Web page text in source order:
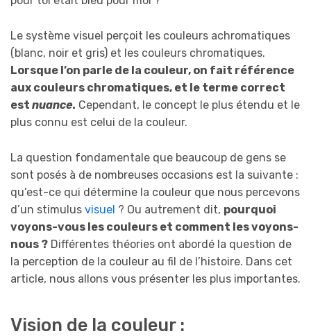
Le système visuel perçoit les couleurs achromatiques
(blanc, noir et gris) et les couleurs chromatiques.
Lorsque l’on parle de la couleur, on fait référence
aux couleurs chromatiques, et le terme correct
est nuance. Cependant, le concept le plus étendu et le
plus connu est celui de la couleur.
La question fondamentale que beaucoup de gens se
sont posés à de nombreuses occasions est la suivante :
qu’est-ce qui détermine la couleur que nous percevons
d’un stimulus visuel ? Ou autrement dit, pourquoi
voyons-vous les couleurs et comment les voyons-
nous ? Différentes théories ont abordé la question de
la perception de la couleur au fil de l’histoire. Dans cet
article, nous allons vous présenter les plus importantes.
Vision de la couleur :